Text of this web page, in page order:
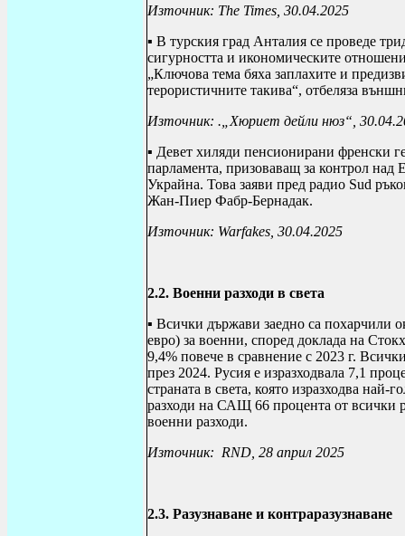
Източник: The Times , 30.04.2025
▪ В турския град Анталия се проведе
сигурността и икономическите
„Ключова тема бяха заплахите и
терористичните такива“, отбеляза
Източник: .„Хюриет дейли нюз“,
▪ Девет хиляди пенсионирани френски
парламента, призоваващ за контрол
Украйна. Това заяви пред радио Sud
Жан-Пиер Фабр-Бернадак.
Източник: Warfakes , 30.04.2025
2.2. Военни разходи в света
▪ Всички държави заедно са похарчили
евро) за военни, според доклада на
9,4% повече в сравнение с 2023 г.
през 2024. Русия е изразходвала 7,1
страната в света, която изразходва
разходи на САЩ 66 процента от всички
военни разходи.
Източник: RND , 28 април 2025
2.3. Разузнаване и контраразузнаване